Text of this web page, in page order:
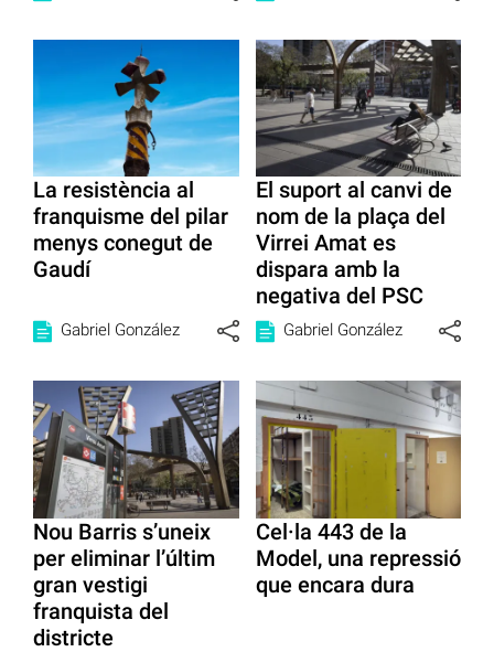
La resistència al
franquisme del pilar
menys conegut de
Gaudí
Gabriel González
El suport al canvi de
nom de la plaça del
Virrei Amat es
dispara amb la
negativa del PSC
Gabriel González
Nou Barris s’uneix
per eliminar l’últim
gran vestigi
franquista del
districte
Cel·la 443 de la
Model, una repressió
que encara dura